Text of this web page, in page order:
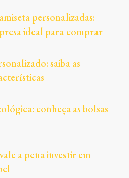
personalizadas:
ideal para comprar
saiba as
conheça as bolsas
a pena investir em